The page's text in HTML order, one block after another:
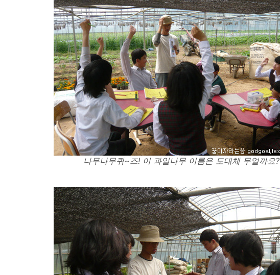
나무나무퀴~즈! 이 과일나무 이름은 도대체 무얼까요?